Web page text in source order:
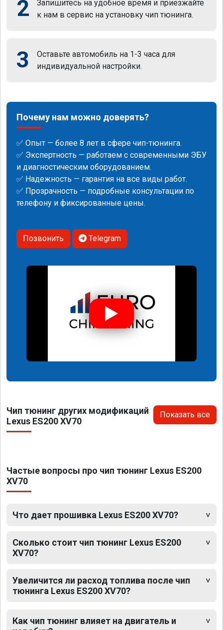
2
Запишитесь на удобное время и приезжайте
к нам в сервис на установку чип тюнинга.
3
Оставьте автомобиль на 1-3 часа для
индивидуальной настройки.
Почему нам можно доверять?
✅ Опыт — более 8 лет в сфере чип-тюнинга.
✅ Экспертность — работаем с современными ЭБУ
и диагностическим оборудованием.
✅ Надежность — гарантия на все виды работ.
✅ Прозрачность — подробные консультации по
телефону и фиксированные цены.
Позвонить Telegram
Чип тюнинг других модификаций
Lexus ES200 XV70
Показать все
Частые вопросы про чип тюнинг Lexus ES200
XV70
Что дает прошивка Lexus ES200 XV70?
Сколько стоит чип тюнинг Lexus ES200
XV70?
Увеличится ли расход топлива после чип
тюнинга Lexus ES200 XV70?
Как чип тюнинг влияет на двигатель и